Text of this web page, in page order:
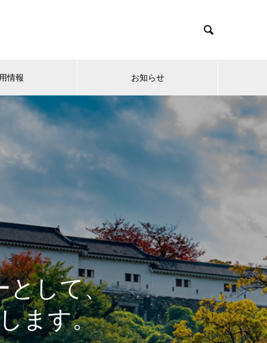

情報 お知らせ
として、
ます。